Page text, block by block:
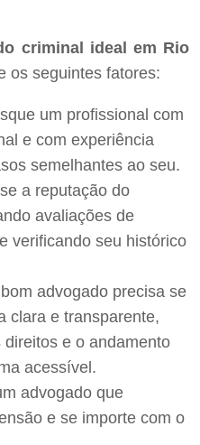
criminal ideal em Rio
os seguintes fatores:
um profissional com
e com experiência
semelhantes ao seu.
a reputação do
avaliações de
verificando seu histórico
advogado precisa se
clara e transparente,
e o andamento
acessível.
advogado que
e se importe com o